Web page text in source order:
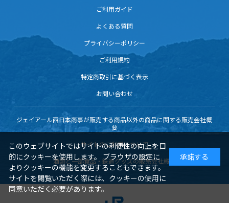
ご利用ガイド
よくある質問
プライバシーポリシー
ご利用規約
特定商取引に基づく表示
お問い合わせ
ジェイアール西日本商事が販売する商品以外の商品に関する販売会社概
要
サイトのご利用について
酒類と一部食品・鉄道グッズの販売会社概要
このウェブサイトではサイトの利便性の向上を目
的にクッキーを使用します。 ブラウザの設定に
よりクッキーの機能を変更することもできます。
サイトを閲覧いただく際には、クッキーの使用に
同意いただく必要があります。
承諾する